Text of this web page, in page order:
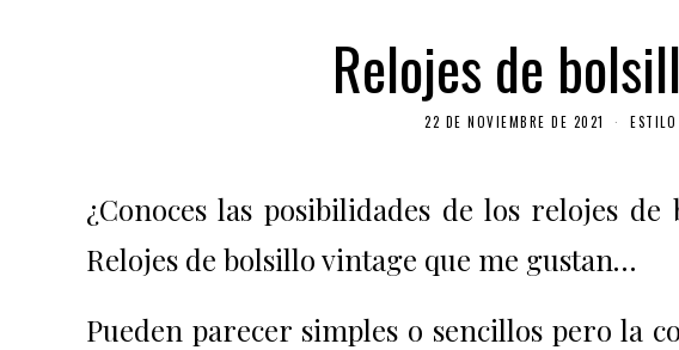
Relojes de
22 DE NOVIEMBRE DE 2021
¿Conoces las posibilidades de los relojes
Relojes de bolsillo vintage que me gustan…
Pueden parecer simples o sencillos pero la